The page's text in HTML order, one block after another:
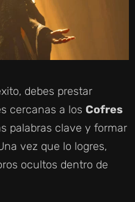
debes prestar
cercanas a los Cofres
palabras clave y formar
vez que lo logres,
ocultos dentro de